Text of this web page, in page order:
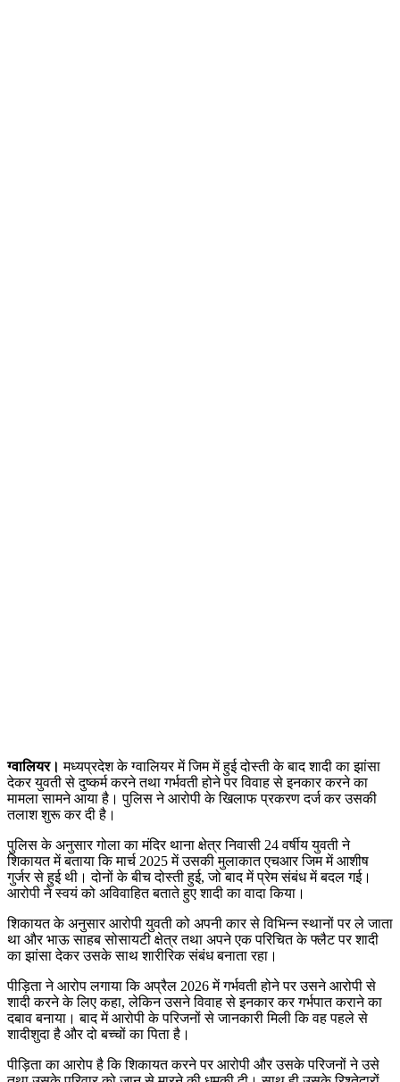
ग्वालियर। मध्यप्रदेश के ग्वालियर में जिम में हुई दोस्ती के बाद शादी का झांसा
देकर युवती से दुष्कर्म करने तथा गर्भवती होने पर विवाह से इनकार करने का
मामला सामने आया है। पुलिस ने आरोपी के खिलाफ प्रकरण दर्ज कर उसकी
तलाश शुरू कर दी है।
पुलिस के अनुसार गोला का मंदिर थाना क्षेत्र निवासी 24 वर्षीय युवती ने
शिकायत में बताया कि मार्च 2025 में उसकी मुलाकात एचआर जिम में आशीष
गुर्जर से हुई थी। दोनों के बीच दोस्ती हुई, जो बाद में प्रेम संबंध में बदल गई।
आरोपी ने स्वयं को अविवाहित बताते हुए शादी का वादा किया।
शिकायत के अनुसार आरोपी युवती को अपनी कार से विभिन्न स्थानों पर ले जाता
था और भाऊ साहब सोसायटी क्षेत्र तथा अपने एक परिचित के फ्लैट पर शादी
का झांसा देकर उसके साथ शारीरिक संबंध बनाता रहा।
पीड़िता ने आरोप लगाया कि अप्रैल 2026 में गर्भवती होने पर उसने आरोपी से
शादी करने के लिए कहा, लेकिन उसने विवाह से इनकार कर गर्भपात कराने का
दबाव बनाया। बाद में आरोपी के परिजनों से जानकारी मिली कि वह पहले से
शादीशुदा है और दो बच्चों का पिता है।
पीड़िता का आरोप है कि शिकायत करने पर आरोपी और उसके परिजनों ने उसे